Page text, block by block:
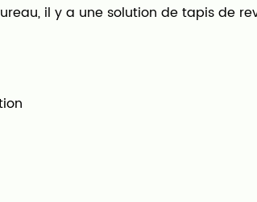
il y a une solution de tapis de